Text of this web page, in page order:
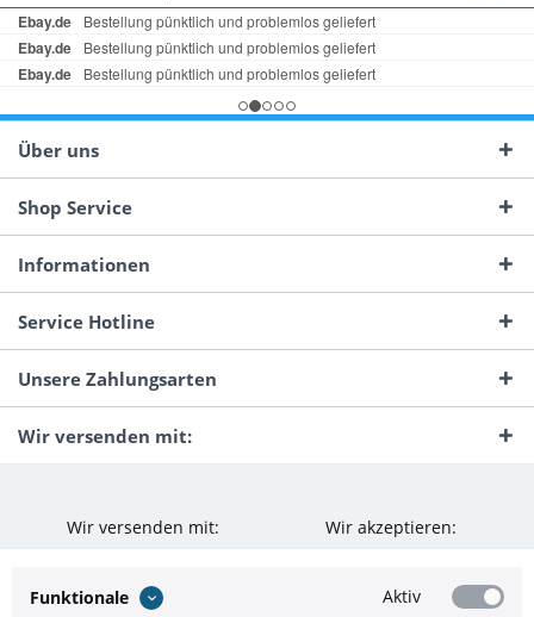
Über uns
Shop Service
Informationen
Service Hotline
Unsere Zahlungsarten
Wir versenden mit:
Wir versenden mit: Wir akzeptieren:
Funktionale Aktiv